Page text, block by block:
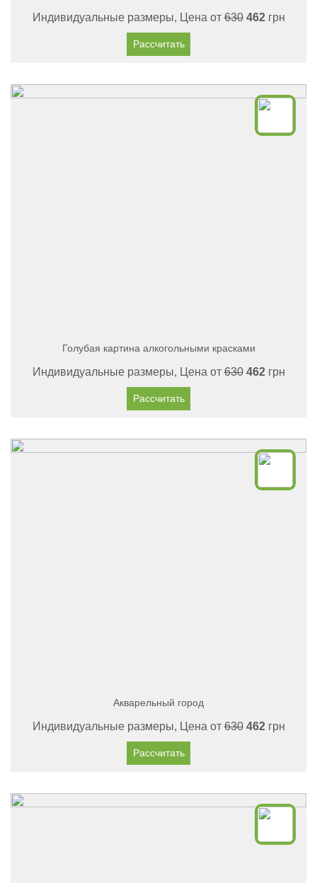
Индивидуальные размеры, Цена от630 462грн
Рассчитать
Голубая картина алкогольными красками
Индивидуальные размеры, Цена от630 462грн
Рассчитать
Акварельный город
Индивидуальные размеры, Цена от630 462грн
Рассчитать